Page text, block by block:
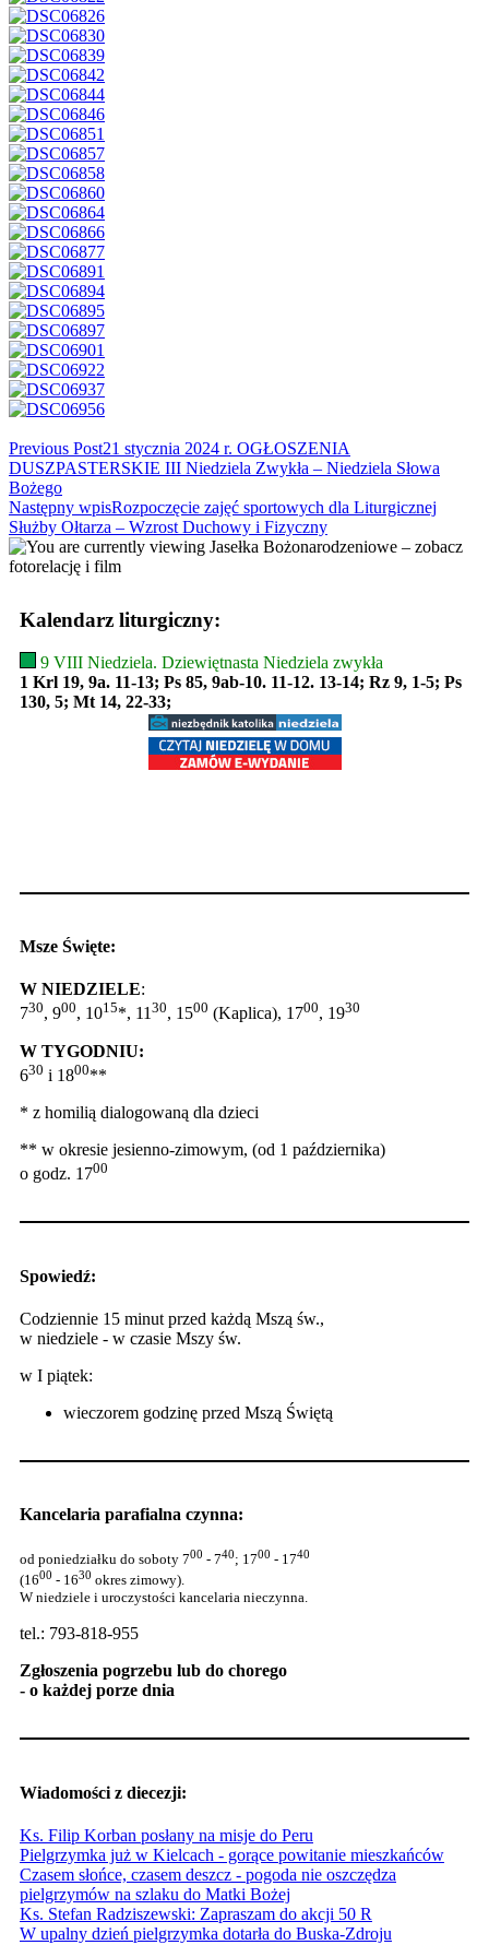
Read
more
articles
Previous Post21 stycznia 2024 r. OGŁOSZENIA
DUSZPASTERSKIE III Niedziela Zwykła – Niedziela Słowa
Bożego
Następny wpisRozpoczęcie zajęć sportowych dla Liturgicznej
Służby Ołtarza – Wzrost Duchowy i Fizyczny
Kalendarz liturgiczny:
9 VIII Niedziela. Dziewiętnasta Niedziela zwykła
1 Krl 19, 9a. 11-13; Ps 85, 9ab-10. 11-12. 13-14; Rz 9, 1-5; Ps
130, 5; Mt 14, 22-33;
Msze Święte:
W NIEDZIELE:
730, 900, 1015*, 1130, 1500 (Kaplica), 1700, 1930
W TYGODNIU:
630 i 1800**
* z homilią dialogowaną dla dzieci
** w okresie jesienno-zimowym, (od 1 października)
o godz. 1700
Spowiedź:
Codziennie 15 minut przed każdą Mszą św.,
w niedziele - w czasie Mszy św.
w I piątek:
wieczorem godzinę przed Mszą Świętą
Kancelaria parafialna czynna:
od poniedziałku do soboty 700 - 740; 1700 - 1740
(1600 - 1630 okres zimowy).
W niedziele i uroczystości kancelaria nieczynna.
tel.: 793-818-955
Zgłoszenia pogrzebu lub do chorego
- o każdej porze dnia
Wiadomości z diecezji:
Ks. Filip Korban posłany na misje do Peru
Pielgrzymka już w Kielcach - gorące powitanie mieszkańców
Czasem słońce, czasem deszcz - pogoda nie oszczędza
pielgrzymów na szlaku do Matki Bożej
Ks. Stefan Radziszewski: Zapraszam do akcji 50 R
W upalny dzień pielgrzymka dotarła do Buska-Zdroju